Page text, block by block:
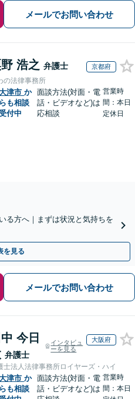
メールでお問い合わせ
浩之 弁護士 京都府
の法律事務所
津市 か
らも相談
付中
面談方法(対面・電
話・ビデオなど)は
応相談
営業時
間：本日
定休日
る方へ｜まずは状況と気持ちを
を見る
メールでお問い合わせ
中 今日
弁護士
インタビュ
ーを見る
大阪府
士法人法律事務所ロイヤーズ・ハイ
津市 か
らも相談
面談方法(対面・電
話・ビデオなど)は
営業時
間：本日